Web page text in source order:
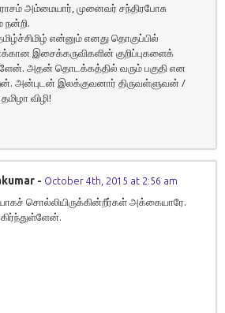
அம்மையார், முனைவர் சந்திரபோசு
நன்றி.
என்னும் எனது தொகுப்பில்
இசைக்கருவிகளின் குறிப்புகளைக்
அதன் தொடக்கத்தில் வரும் பகுதி என
அன்புடன் இலக்குவனார் திருவள்ளுவன் /
விழி!
- October 4th, 2015 at 2:56 am
சொல்லியிருக்கின்றீர்கள் அக்கையாரே.